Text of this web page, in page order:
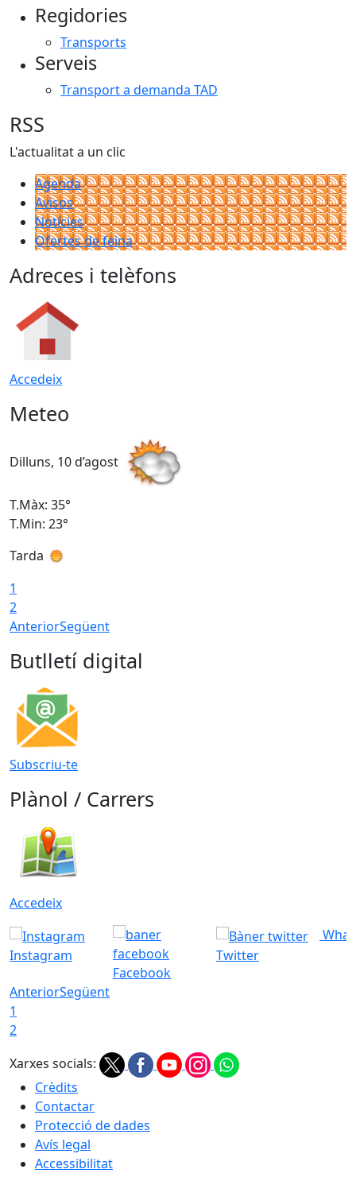
Regidories
Transports
Serveis
Transport a demanda TAD
RSS
L'actualitat a un clic
Agenda
Avisos
Notícies
Ofertes de feina
Adreces i telèfons
Accedeix
Meteo
Dilluns, 10 d’agost
T.Màx: 35°
T.Min: 23°
Tarda
1
2
AnteriorSegüent
Butlletí digital
Subscriu-te
Plànol / Carrers
Accedeix
Instagram
Facebook
Twitter
AnteriorSegüent
1
2
Xarxes socials:
Crèdits
Contactar
Protecció de dades
Avís legal
Accessibilitat